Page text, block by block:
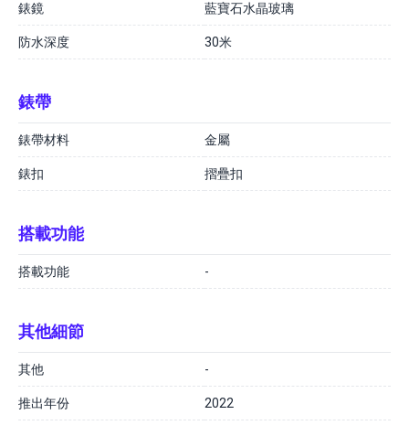
錶鏡 藍寶石水晶玻璃
防水深度 30米
錶帶
錶帶材料 金屬
錶扣 摺疊扣
搭載功能
搭載功能 -
其他細節
其他 -
推出年份 2022